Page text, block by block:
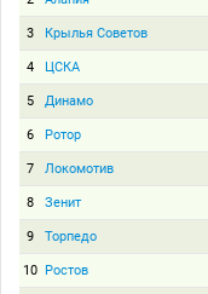
3 Крылья Советов
4 ЦСКА
5 Динамо
6 Ротор
7 Локомотив
8 Зенит
9 Торпедо
10 Ростов